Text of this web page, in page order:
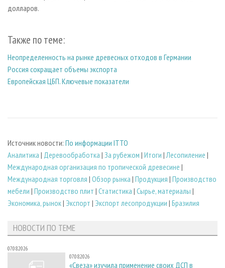
долларов.
Также по теме:
Неопределенность на рынке древесных отходов в Германии
Россия сокращает объемы экспорта
Европейская ЦБП. Ключевые показатели
Источник новости: По информации ITTO
Аналитика | Деревообработка | За рубежом | Итоги | Лесопиление |
Международная организация по тропической древесине |
Международная торговля | Обзор рынка | Продукция | Производство
мебели | Производство плит | Статистика | Сырье, материалы |
Экономика, рынок| Экспорт | Экспорт лесопродукции | Бразилия
НОВОСТИ ПО ТЕМЕ
07.08.2026
07.08.2026
«Свеза» изучила применение своих ДСП в